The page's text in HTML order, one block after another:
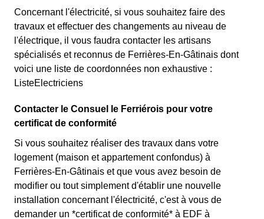
Concernant l'électricité, si vous souhaitez faire des
travaux et effectuer des changements au niveau de
l'électrique, il vous faudra contacter les artisans
spécialisés et reconnus de Ferrières-En-Gâtinais dont
voici une liste de coordonnées non exhaustive :
ListeElectriciens
Contacter le Consuel le Ferriérois pour votre
certificat de conformité
Si vous souhaitez réaliser des travaux dans votre
logement (maison et appartement confondus) à
Ferrières-En-Gâtinais et que vous avez besoin de
modifier ou tout simplement d'établir une nouvelle
installation concernant l'électricité, c'est à vous de
demander un *certificat de conformité* à EDF à